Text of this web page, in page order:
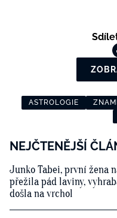
ASTROLOGIE
NEJČTENĚJŠÍ
Junko Tabei, první žena
přežila pád laviny,
došla na vrchol